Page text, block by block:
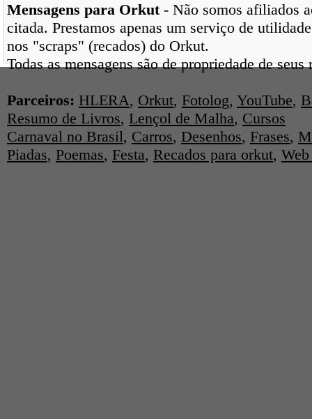
Mensagens para Orkut- Não somos afiliados
citada. Prestamos apenas um serviço de
nos "scraps" (recados) do Orkut.
Todas as mensagens são de propriedade de
Parceiros: HLERA, Orkut, Fotolog, YouTube,
Resumo de Livros, Lençol de Malha, Cursos
Carnaval no Brasil, Carros, Desenhos, Frases,
Piadas, Poemas, Festa, Recados para orkut,